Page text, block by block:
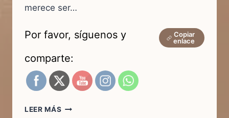
merece ser…
Por favor, síguenos y
comparte:
Copiar
enlace
LEER MÁS SOS